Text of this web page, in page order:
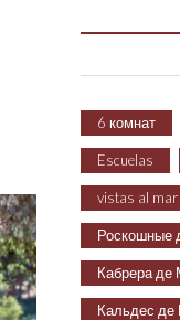
6 комнат
Escuelas
vistas al mar
Роскошные
Кабрера де
Кальдес де